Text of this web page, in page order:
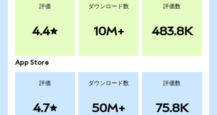
評価
4.4
ダウンロード数
10M+
評価数
483.8K
App Store
評価
4.7
ダウンロード数
50M+
評価数
75.8K